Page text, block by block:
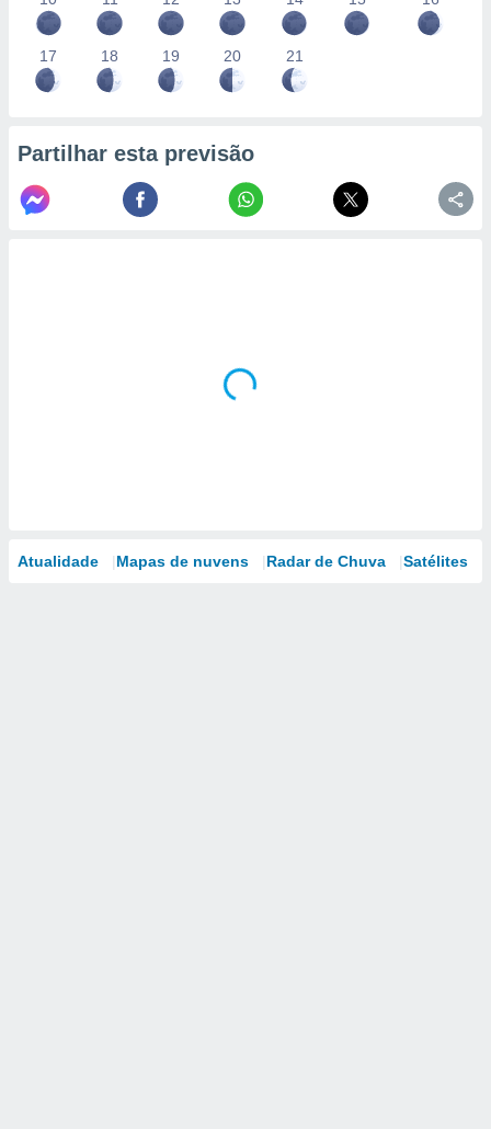
17 18 19 20 21
Partilhar esta previsão
Atualidade Mapas de nuvens Radar de Chuva Satélites